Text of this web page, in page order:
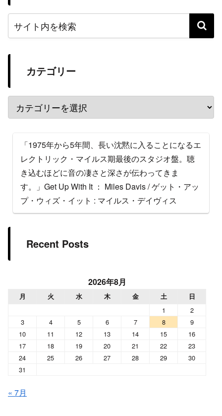
カテゴリー
「1975年から5年間、長い沈黙に入ることになるエ
レクトリック・マイルス期最後のスタジオ盤。聴
き込むほどに音の凄さと深さが伝わってきま
す。」Get Up With It ： Miles Davis / ゲット・アッ
プ・ウィズ・イット : マイルス・デイヴィス
Recent Posts
2026年8月
月 火 水 木 金 土 日
1
2
3
4 5 6 7 8
9
10
11 12 13 14 15
16
17
18 19 20 21 22
23
24
25 26 27 28 29
30
31
« 7月